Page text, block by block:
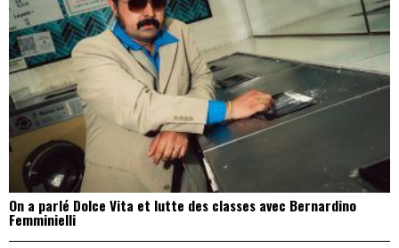
On a parlé Dolce Vita et lutte des classes avec Bernardino
Femminielli